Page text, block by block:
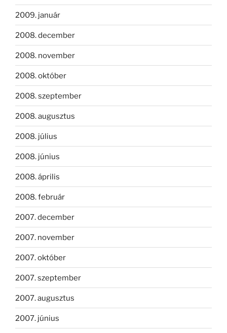
2009. január
2008. december
2008. november
2008. október
2008. szeptember
2008. augusztus
2008. július
2008. június
2008. április
2008. február
2007. december
2007. november
2007. október
2007. szeptember
2007. augusztus
2007. június